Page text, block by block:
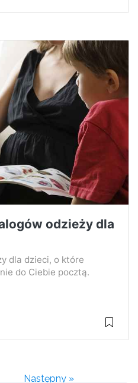
odzieży dla
dla dzieci, o które
do Ciebie pocztą.
Następny »